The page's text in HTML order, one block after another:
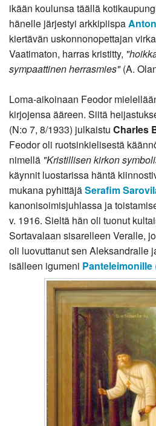
ikään koulunsa täällä
hänelle järjestyi arkkipiispa
kiertävän uskonnonopettajan
Vaatimaton, harras kristitty,
sympaattinen herrasmies"(A.
Loma-aikoinaan Feodor
kirjojensa ääreen. Siitä
(N:o 7, 8/1933) julkaistu CharIes
Feodor oli ruotsinkielisestä
nimellä "Kristillisen kirkon
käynnit luostarissa häntä
mukana pyhittäjäSerafim
kanonisoimisjuhlassa ja
v. 1916. Sieltä hän oli tuonut
Sortavalaan sisarelleen Veralle,
oli luovuttanut sen Aleksandralle
isälleen igumeni Panteleimonille